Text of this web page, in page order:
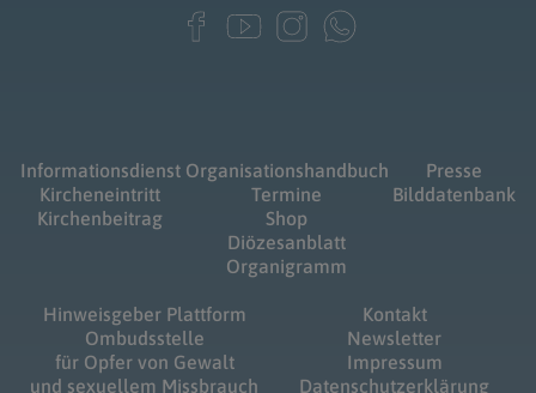
Informationsdienst
Kircheneintritt
Kirchenbeitrag
Organisationshandbuch
Termine
Shop
Diözesanblatt
Organigramm
Presse
Bilddatenbank
Hinweisgeber Plattform
Ombudsstelle
für Opfer von Gewalt
und sexuellem Missbrauch
Kontakt
Newsletter
Impressum
Datenschutzerklärung